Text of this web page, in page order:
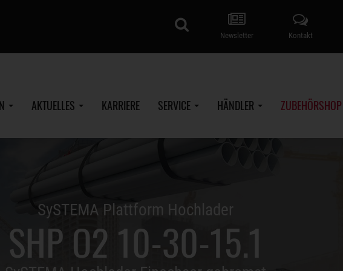
Kontakt
Newsletter
AKTUELLES KARRIERE SERVICE HÄNDLER ZUBEHÖRSHOP
SySTEMA Plattform Hochlader
SHP O2 10-30-15.1